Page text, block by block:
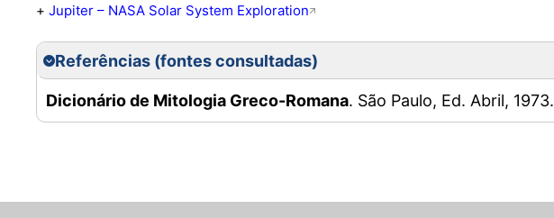
+ Jupiter – NASA Solar System Exploration
Referências (fontes consultadas)
Dicionário de Mitologia Greco-Romana. São Paulo, Ed. Abril, 1973.